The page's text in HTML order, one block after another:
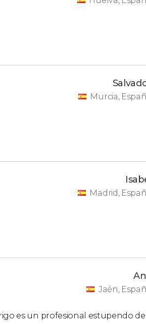
Murcia,
Madrid,
Jaén,
es un profesional estupendo de